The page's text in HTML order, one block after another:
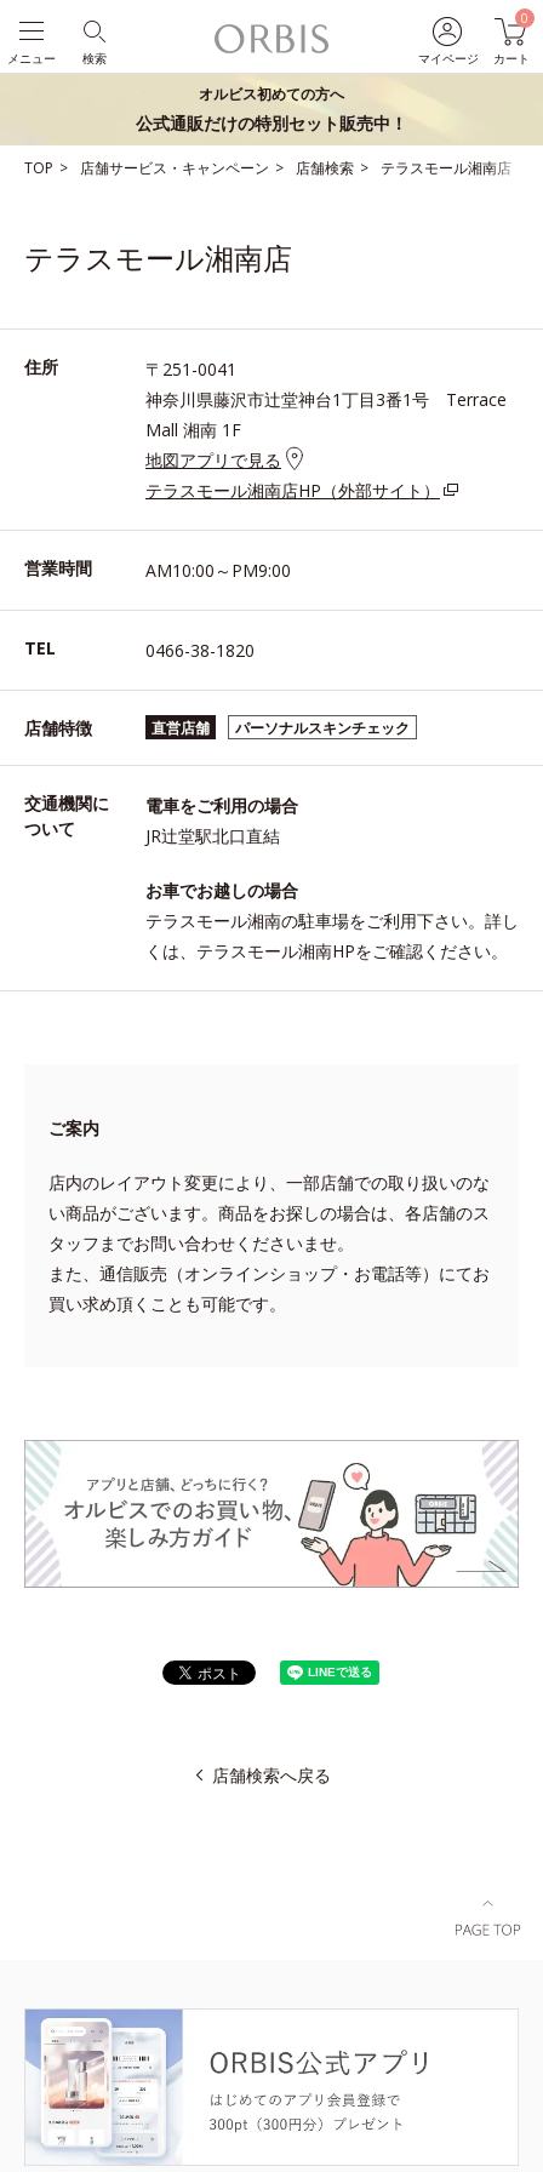
マイページ
0
カート
検索
メニュー
オルビス初めての方へ
公式通販だけの特別セット販売中！
TOP 店舗サービス・キャンペーン 店舗検索 テラスモール湘南店
テラスモール湘南店
住所
〒251-0041
神奈川県藤沢市辻堂神台1丁目3番1号 Terrace
Mall 湘南 1F
地図アプリで見る
テラスモール湘南店HP（外部サイト）
営業時間 AM10:00～PM9:00
TEL 0466-38-1820
店舗特徴 直営店舗 パーソナルスキンチェック
交通機関に
ついて
電車をご利用の場合
JR辻堂駅北口直結
お車でお越しの場合
テラスモール湘南の駐車場をご利用下さい。詳し
くは、テラスモール湘南HPをご確認ください。
ご案内
店内のレイアウト変更により、一部店舗での取り扱いのな
い商品がございます。商品をお探しの場合は、各店舗のス
タッフまでお問い合わせくださいませ。
また、通信販売（オンラインショップ・お電話等）にてお
買い求め頂くことも可能です。
店舗検索へ戻る